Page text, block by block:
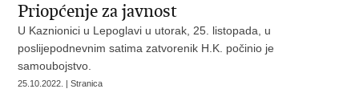
Priopćenje za javnost
U Kaznionici u Lepoglavi u utorak, 25. listopada, u
poslijepodnevnim satima zatvorenik H.K. počinio je
samoubojstvo.
25.10.2022. | Stranica